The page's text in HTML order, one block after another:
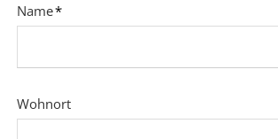
Pflichtfeld
Name*
Wohnort